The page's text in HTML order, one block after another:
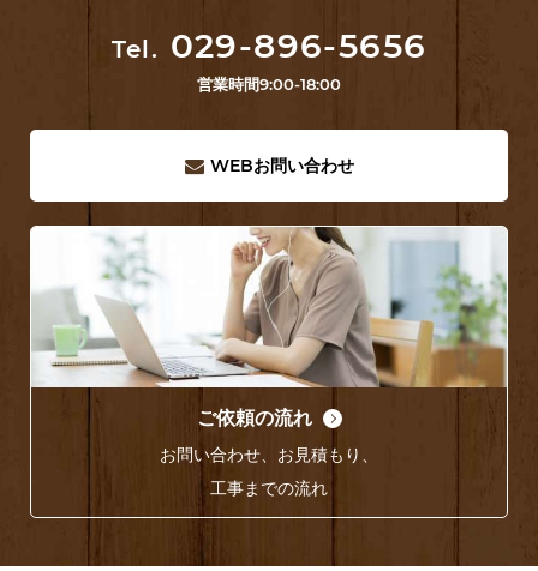
Tel. 029-896-5656
営業時間9:00-18:00
WEBお問い合わせ
ご依頼の流れ
お問い合わせ、お見積もり、
工事までの流れ